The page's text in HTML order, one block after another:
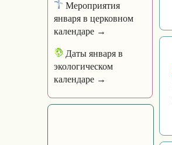
Мероприятия
января в церковном
календаре →
Даты января в
экологическом
календаре →